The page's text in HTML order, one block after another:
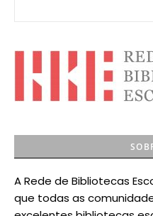
A Rede de Bibliotecas
que todas as